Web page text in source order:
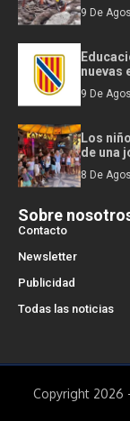
9 De
nuevas
9 De
Los
de una
8 De
Sobre
Contacto
Newsletter
Publicidad
Todas las noticias
Copyright 2026